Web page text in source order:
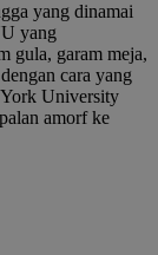
yang dinamai
yang
gula, garam meja,
cara yang
University
amorf ke